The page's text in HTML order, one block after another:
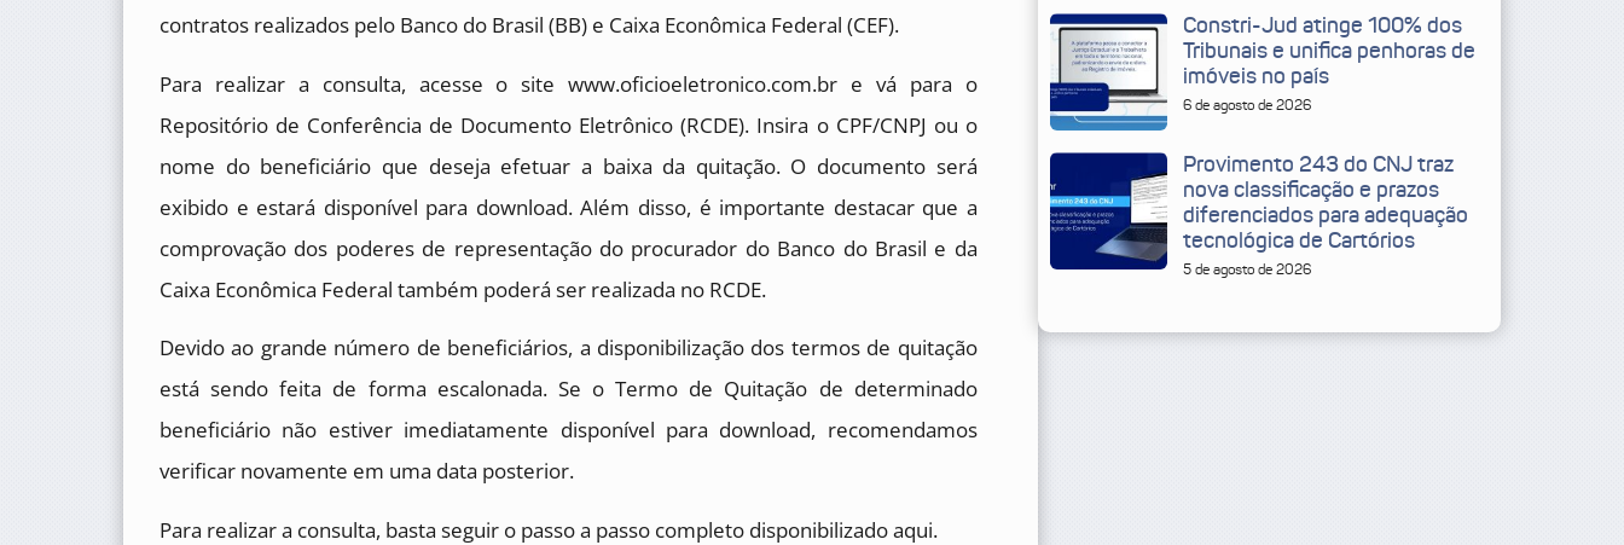
contratos realizados pelo Banco do Brasil (BB) e Caixa Econômica Federal (CEF).
Para realizar a consulta, acesse o site www.oficioeletronico.com.br e vá para o
Repositório de Conferência de Documento Eletrônico (RCDE). Insira o CPF/CNPJ ou o
nome do beneficiário que deseja efetuar a baixa da quitação. O documento será
exibido e estará disponível para download. Além disso, é importante destacar que a
comprovação dos poderes de representação do procurador do Banco do Brasil e da
Caixa Econômica Federal também poderá ser realizada no RCDE.
Devido ao grande número de beneficiários, a disponibilização dos termos de quitação
está sendo feita de forma escalonada. Se o Termo de Quitação de determinado
beneficiário não estiver imediatamente disponível para download, recomendamos
verificar novamente em uma data posterior.
Para realizar a consulta, basta seguir o passo a passo completo disponibilizado aqui.
Constri-Jud atinge 100% dos
Tribunais e unifica penhoras de
imóveis no país
6 de agosto de 2026
Provimento 243 do CNJ traz
nova classificação e prazos
diferenciados para adequação
tecnológica de Cartórios
5 de agosto de 2026